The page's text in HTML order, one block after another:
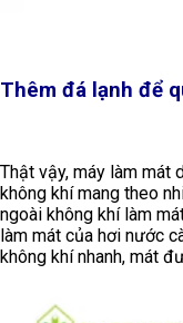
Thêm đá lạnh để
Thật vậy, máy làm mát
không khí mang theo
ngoài không khí làm
làm mát của hơi nước
không khí nhanh, mát